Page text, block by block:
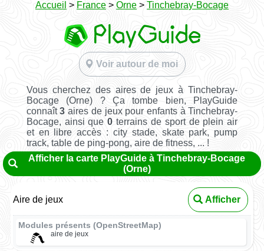
Accueil > France > Orne > Tinchebray-Bocage
Voir autour de moi
Vous cherchez des aires de jeux à Tinchebray-
Bocage (Orne) ? Ça tombe bien, PlayGuide
connaît3 aires de jeux pour enfants à Tinchebray-
Bocage, ainsi que0 terrains de sport de plein air
et en libre accès : city stade, skate park, pump
track, table de ping-pong, aire de fitness, ... !
Afficher la carte PlayGuide à Tinchebray-Bocage
(Orne)
Aire de jeux Afficher
Modules présents (OpenStreetMap)
aire de jeux